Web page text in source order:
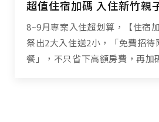
8~9月專案入住超划算，【住宿
祭出2大入住送2小，「免費招
餐」，不只省下高額房費，再加